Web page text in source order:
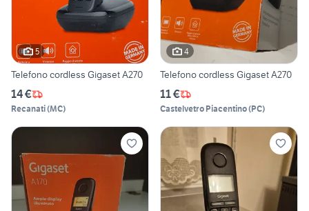
5
Telefono cordless Gigaset A270
14 €
Recanati(MC)
4
Telefono cordless Gigaset A270
11 €
Castelvetro Piacentino(PC)